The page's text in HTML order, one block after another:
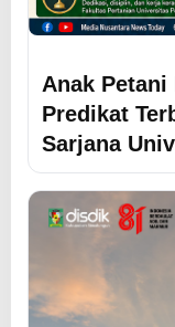
Anak Petani
Predikat
Sarjana